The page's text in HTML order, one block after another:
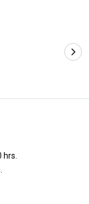
hrs.